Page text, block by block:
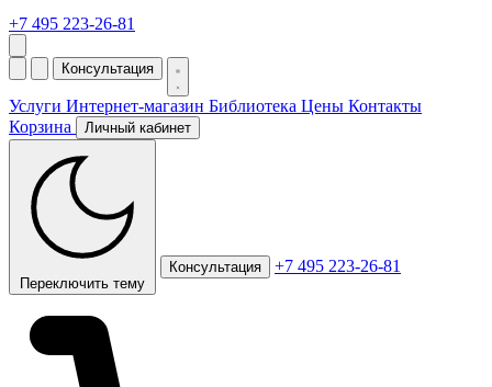
+7 495 223-26-81
Консультация
Услуги Интернет-магазин Библиотека Цены Контакты
Корзина
Личный кабинет
Переключить тему
Консультация +7 495 223-26-81